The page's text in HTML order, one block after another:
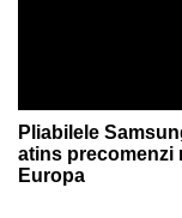
Pliabilele
atins precomenzi
Europa